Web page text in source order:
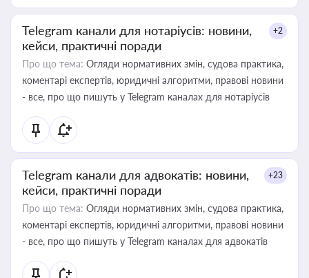
Telegram канали для нотаріусів: новини,
кейси, практичні поради
+2
Про що тема: Огляди нормативних змін, судова практика,
коментарі експертів, юридичні алгоритми, правові новини
- все, про що пишуть у Telegram каналах для нотаріусів
Telegram канали для адвокатів: новини,
кейси, практичні поради
+23
Про що тема: Огляди нормативних змін, судова практика,
коментарі експертів, юридичні алгоритми, правові новини
- все, про що пишуть у Telegram каналах для адвокатів